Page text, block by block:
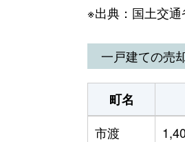
久根別
谷好
谷好
谷好
※出典：国土交
一戸建ての売
町名
市渡